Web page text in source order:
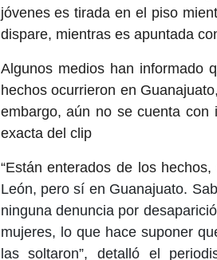
jóvenes es tirada en el piso
dispare, mientras es apuntada
Algunos medios han informado
hechos ocurrieron en
embargo, aún no se cuenta con
exacta del clip
“Están enterados de los hechos,
León, pero sí en Guanajuato.
ninguna denuncia por
mujeres, lo que hace suponer
las soltaron”, detalló el